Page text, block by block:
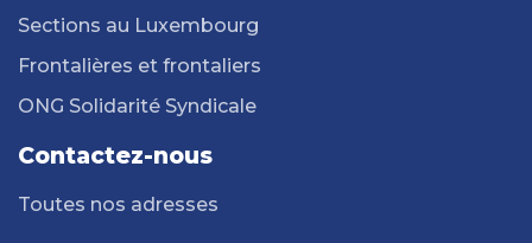
Sections au Luxembourg
Frontalières et frontaliers
ONG Solidarité Syndicale
Contactez-nous
Toutes nos adresses